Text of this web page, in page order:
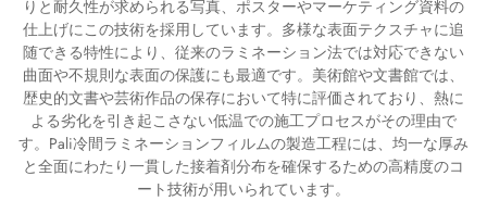
りと耐久性が求められる写真、ポスターやマーケティング資料の
仕上げにこの技術を採用しています。多様な表面テクスチャに追
随できる特性により、従来のラミネーション法では対応できない
曲面や不規則な表面の保護にも最適です。美術館や文書館では、
歴史的文書や芸術作品の保存において特に評価されており、熱に
よる劣化を引き起こさない低温での施工プロセスがその理由で
す。Pali冷間ラミネーションフィルムの製造工程には、均一な厚み
と全面にわたり一貫した接着剤分布を確保するための高精度のコ
ート技術が用いられています。